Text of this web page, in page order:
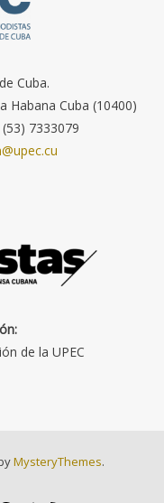
Cuba.
Habana Cuba (10400)
7333079
de la UPEC
MysteryThemes.